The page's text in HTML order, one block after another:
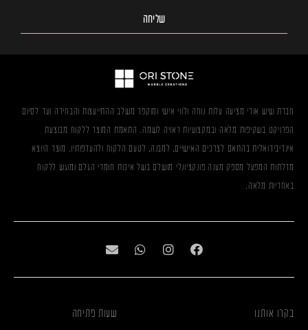
שליחה
חברת שיש אורי מציעה עלות נוחה ולווי אישי ומוקפד משלב ההתייעצות והבחירה ועד לסיום
הפרויקט בשקיפות מלאה ובמקצועיות ראויה לשמה. התאמת המוצר ללקוח מבוצעת
אינדיבידואלית בהתאם לצרכים האישיים, למבנה, לטעם הלקוח ולהעדפותיו. מוצר היוצא
מדלתות המפעל מספק מענה פונקציונלי מושלם בשל איכות חומרי הגלם ומוגש ללקוח
באחריות מלאה.
בקרו אותנו שעות פתיחה